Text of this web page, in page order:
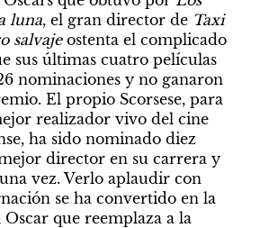
luna, el gran director de Taxi
salvaje ostenta el complicado
sus últimas cuatro películas
nominaciones y no ganaron
El propio Scorsese, para
realizador vivo del cine
ha sido nominado diez
director en su carrera y
vez. Verlo aplaudir con
se ha convertido en la
que reemplaza a la